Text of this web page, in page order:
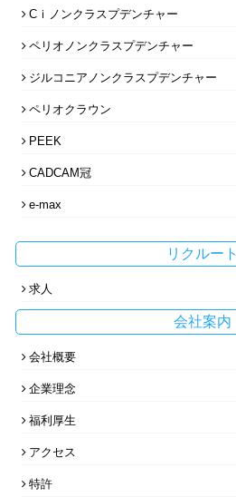
Cｉノンクラスプデンチャー
ペリオノンクラスプデンチャー
ジルコニアノンクラスプデンチャー
ペリオクラウン
PEEK
CADCAM冠
e-max
リクルート
求人
会社案内
会社概要
企業理念
福利厚生
アクセス
特許